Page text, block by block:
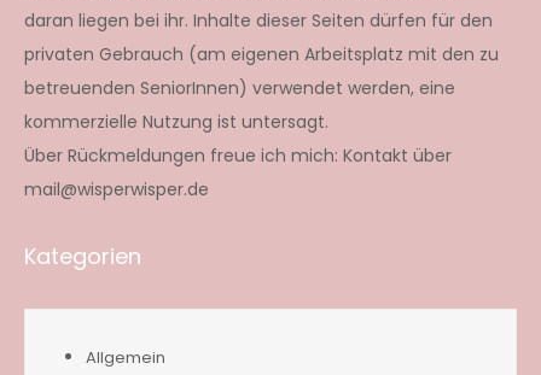
daran liegen bei ihr. Inhalte dieser Seiten dürfen für den
privaten Gebrauch (am eigenen Arbeitsplatz mit den zu
betreuenden SeniorInnen) verwendet werden, eine
kommerzielle Nutzung ist untersagt.
Über Rückmeldungen freue ich mich: Kontakt über
mail@wisperwisper.de
Kategorien
Allgemein